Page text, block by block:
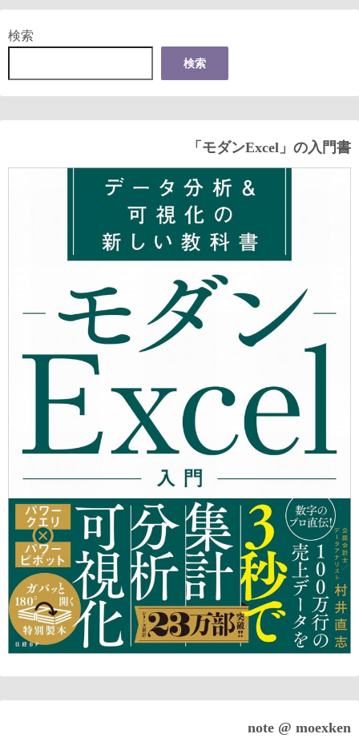
検索
検索
「モダンExcel」の入門書
note @ moexken